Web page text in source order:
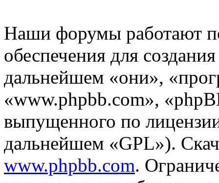
Наши форумы работают
обеспечения для
дальнейшем «они»,
«www.phpbb.com»,
выпущенного по
дальнейшем «GPL»).
www.phpbb.com.